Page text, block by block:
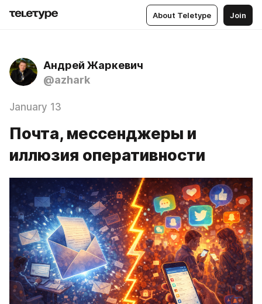
About Teletype Join
Андрей Жаркевич
@azhark
January 13
Почта, мессенджеры и
иллюзия оперативности